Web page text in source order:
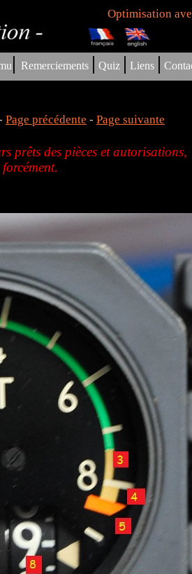
Optimisation
| Remerciements | Quiz | Liens |
Page précédente - Page suivante
prêts des pièces et autorisations,